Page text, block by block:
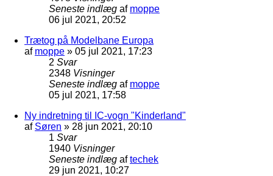
Seneste indlæg af moppe
06 jul 2021, 20:52
Trætog på Modelbane Europa
af moppe » 05 jul 2021, 17:23
2 Svar
2348 Visninger
Seneste indlæg af moppe
05 jul 2021, 17:58
Ny indretning til IC-vogn "Kinderland"
af Søren » 28 jun 2021, 20:10
1 Svar
1940 Visninger
Seneste indlæg aftechek
29 jun 2021, 10:27